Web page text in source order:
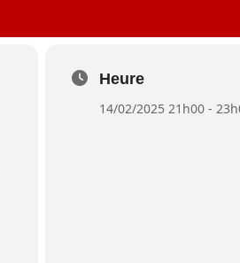
Heure
14/02/2025 21h00 -